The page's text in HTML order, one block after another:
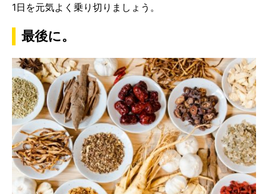
1日を元気よく乗り切りましょう。
最後に。